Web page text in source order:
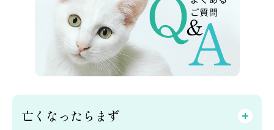
亡くなったらまず